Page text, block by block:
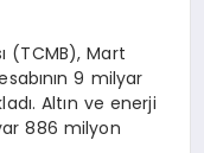
(TCMB), Mart
9 milyar
Altın ve enerji
886 milyon